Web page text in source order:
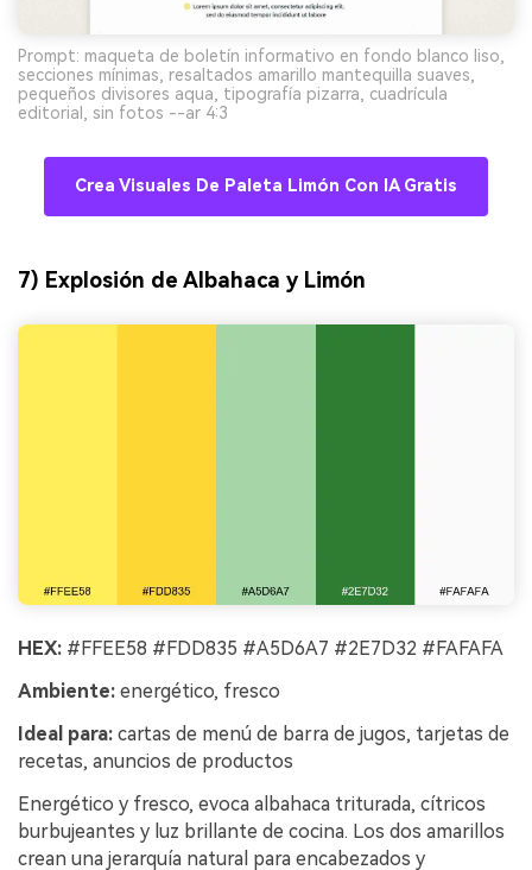
Prompt: maqueta de boletín informativo en fondo blanco liso,
secciones mínimas, resaltados amarillo mantequilla suaves,
pequeños divisores aqua, tipografía pizarra, cuadrícula
editorial, sin fotos --ar 4:3
Crea Visuales De Paleta Limón Con IA Gratis
7) Explosión de Albahaca y Limón
HEX: #FFEE58 #FDD835 #A5D6A7 #2E7D32 #FAFAFA
Ambiente: energético, fresco
Ideal para: cartas de menú de barra de jugos, tarjetas de
recetas, anuncios de productos
Energético y fresco, evoca albahaca triturada, cítricos
burbujeantes y luz brillante de cocina. Los dos amarillos
crean una jerarquía natural para encabezados y